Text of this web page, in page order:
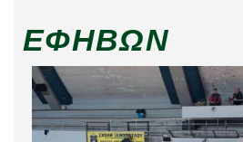
ΕΦΉΒΩΝ